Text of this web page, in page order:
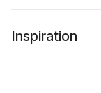
Inspiration